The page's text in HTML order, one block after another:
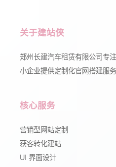
关于建站侠
郑州长建汽车租赁有限公司专
小企业提供定制化官网搭建服
核心服务
营销型网站定制
获客转化建站
UI 界面设计